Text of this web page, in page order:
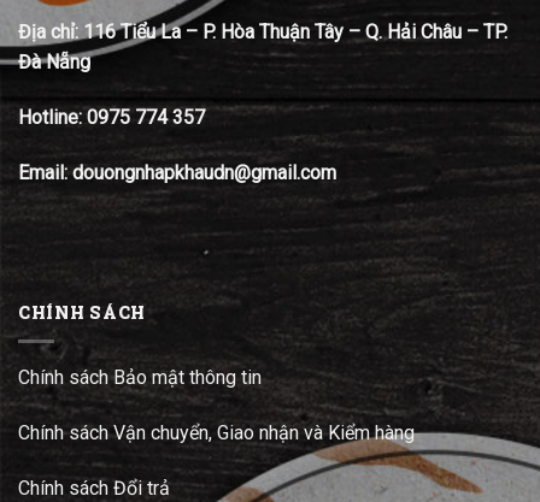
Địa chỉ: 116 Tiểu La – P. Hòa Thuận Tây – Q. Hải Châu – TP.
Đà Nẵng
Hotline: 0975 774 357
Email: douongnhapkhaudn@gmail.com
CHÍNH SÁCH
Chính sách Bảo mật thông tin
Chính sách Vận chuyển, Giao nhận và Kiểm hàng
Chính sách Đổi trả